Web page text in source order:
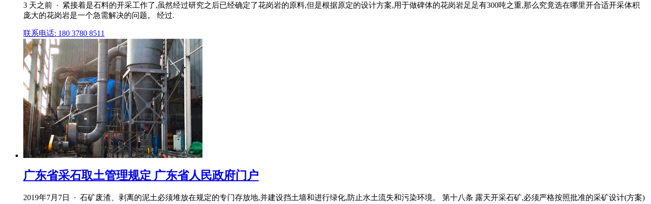
3 天之前 · 紧接着是石料的开采工作了,虽然经过研究之后已经确定了花岗岩的原料,但是根据原定的设计方案,用于做碑体的花岗岩足足有300吨之重,那么究竟选在哪里开合适开采体积
庞大的花岗岩是一个急需解决的问题。 经过.
联系电话: 180 3780 8511
广东省采石取土管理规定 广东省人民政府门户
2019年7月7日 · 石矿废渣、剥离的泥土必须堆放在规定的专门存放地,并建设挡土墙和进行绿化,防止水土流失和污染环境。 第十八条 露天开采石矿,必须严格按照批准的采矿设计(方案)